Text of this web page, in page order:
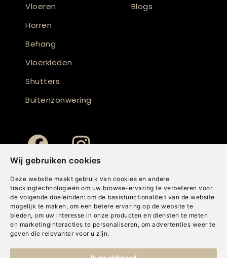
Wij gebruiken cookies
Deze website maakt gebruik van cookies en andere
trackingtechnologieën om uw browse-ervaring te verbeteren voor
de volgende doeleinden: om de basisfunctionaliteit van de website
mogelijk te maken , om een betere ervaring op de website te
bieden, om uw interesse in onze producten en diensten te meten
en marketinginteracties te personaliseren , om advertenties weer te
geven die relevanter voor u zijn.
Vloeren
Horren
Behang
Vloerkleden
Shutters
Buitenzonwering
Blogs